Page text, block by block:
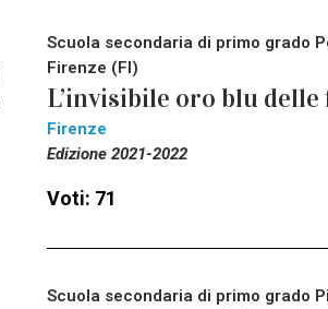
Scuola secondaria di primo grado
Firenze (FI)
L’invisibile oro blu delle
Firenze
Edizione 2021-2022
Voti: 71
Scuola secondaria di primo grado